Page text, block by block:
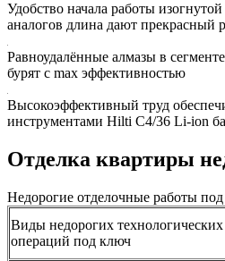
Удобство начала работы
аналогов длина дают прекрасный
Равноудалённые алмазы в
бурят с max эффективностью
Высокоэффективный труд
инструментами Hilti C4/36 Li-ion
Отделка квартиры
Недорогие отделочные работы
Виды недорогих технологических
операций под ключ